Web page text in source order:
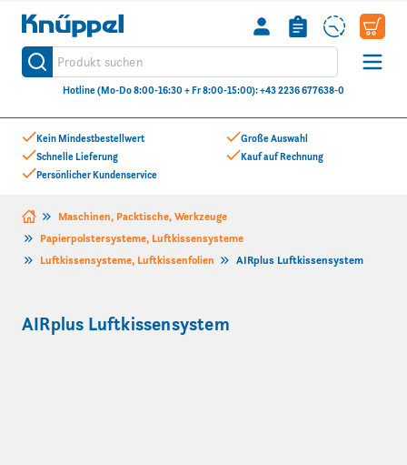
Kein Mindestbestellwert
Schnelle Lieferung
Persönlicher Kundenservice
Große Auswahl
Kauf auf Rechnung
Knüppel
Produkt suchen
Suche
Hotline (Mo-Do 8:00-16:30 + Fr 8:00-15:00): +43 2236 677638-0
Zum Inhalt springen
Maschinen, Packtische, Werkzeuge
Papierpolstersysteme, Luftkissensysteme
Luftkissensysteme, Luftkissenfolien
AIRplus Luftkissensystem
AIRplus Luftkissensystem